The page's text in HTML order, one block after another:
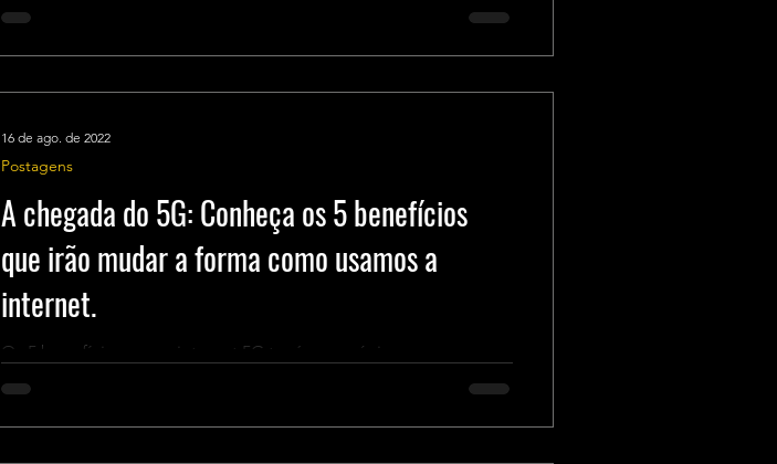
A chegada do 5G: Conheça os 5 benefícios
que irão mudar a forma como usamos a
internet.
Os 5 benefícios que a internet 5G trará nos próximos meses.
Postagens
16 de ago. de 2022